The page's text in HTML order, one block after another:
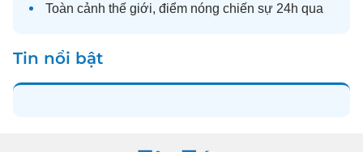
Toàn cảnh thế giới, điểm nóng chiến sự 24h qua
Tin nổi bật